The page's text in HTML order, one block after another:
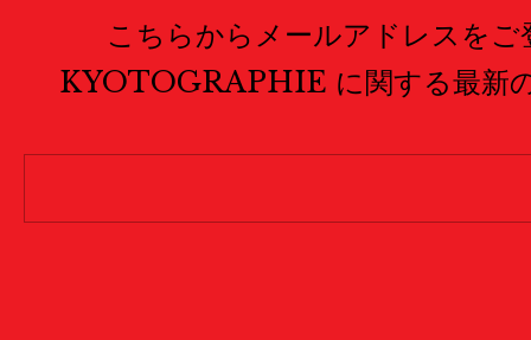
こちらからメールアドレスを
KYOTOGRAPHIE に関する最新